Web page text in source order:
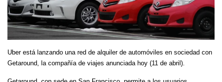
Uber está lanzando una red de alquiler de automóviles en sociedad con
Getaround, la compañía de viajes anunciada hoy (11 de abril).